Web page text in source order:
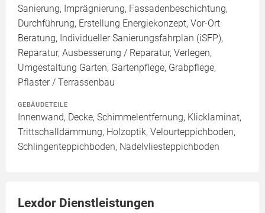
Sanierung, Imprägnierung, Fassadenbeschichtung,
Durchführung, Erstellung Energiekonzept, Vor-Ort
Beratung, Individueller Sanierungsfahrplan (iSFP),
Reparatur, Ausbesserung / Reparatur, Verlegen,
Umgestaltung Garten, Gartenpflege, Grabpflege,
Pflaster / Terrassenbau
GEBÄUDETEILE
Innenwand, Decke, Schimmelentfernung, Klicklaminat,
Trittschalldämmung, Holzoptik, Velourteppichboden,
Schlingenteppichboden, Nadelvliesteppichboden
Lexdor Dienstleistungen